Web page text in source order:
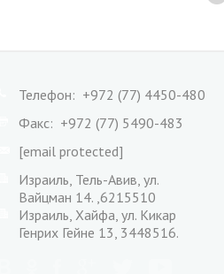
Телефон: +972 (77) 4450-480
Факс: +972 (77) 5490-483
[email protected]
Израиль, Тель-Авив, ул.
Вайцман 14. ,6215510
Израиль, Хайфа, ул. Кикар
Генрих Гейне 13, 3448516.